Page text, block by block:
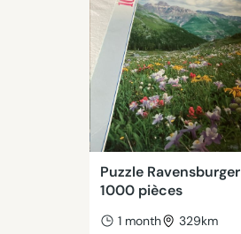
Puzzle Ravensburger
1000 pièces
1 month 329km